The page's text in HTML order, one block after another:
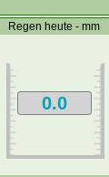
Regen heute - mm
0.0